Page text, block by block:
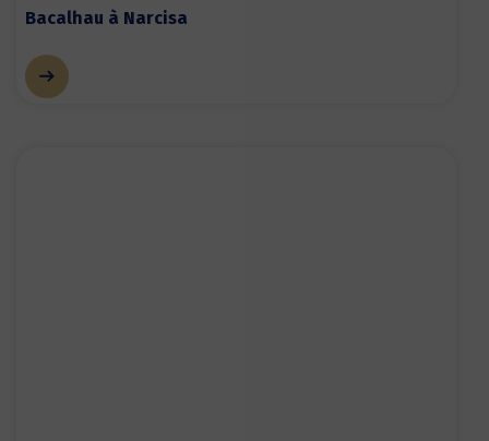
Bacalhau à Narcisa